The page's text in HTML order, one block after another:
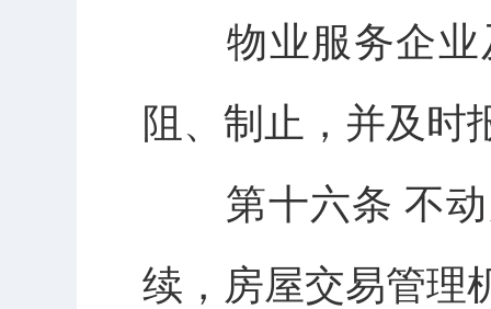
物业服务企业
阻、制止，并及时
第十六条 不动
续，房屋交易管理